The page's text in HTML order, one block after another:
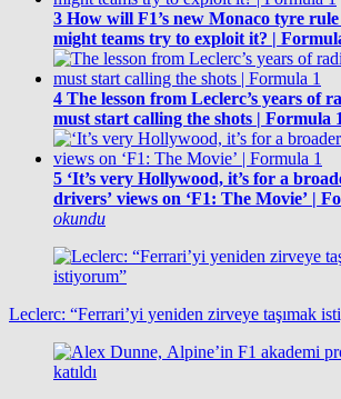
3 How will F1’s new Monaco tyre
might teams try to exploit it? |
4 The lesson from Leclerc’s years of
must start calling the shots | Formula 1
5 ‘It’s very Hollywood, it’s for a
drivers’ views on ‘F1: The Movie’ |
okundu
Leclerc: “Ferrari’yi yeniden zirveye taşımak